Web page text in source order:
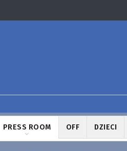
PRESS ROOM OFF DZIECI